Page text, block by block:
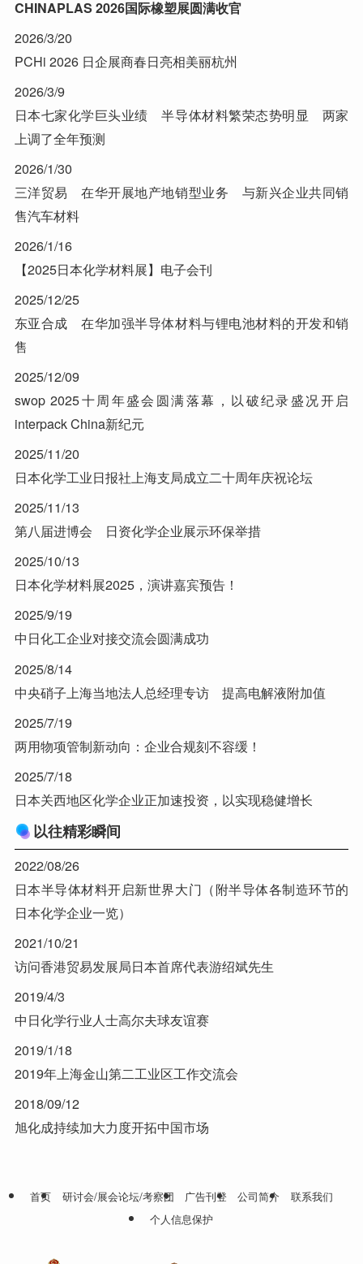
CHINAPLAS 2026国际橡塑展圆满收官
2026/3/20
PCHi 2026 日企展商春日亮相美丽杭州
2026/3/9
日本七家化学巨头业绩 半导体材料繁荣态势明显 两家
上调了全年预测
2026/1/30
三洋贸易 在华开展地产地销型业务 与新兴企业共同销
售汽车材料
2026/1/16
【2025日本化学材料展】电子会刊
2025/12/25
东亚合成 在华加强半导体材料与锂电池材料的开发和销
售
2025/12/09
swop 2025十周年盛会圆满落幕，以破纪录盛况开启
interpack China新纪元
2025/11/20
日本化学工业日报社上海支局成立二十周年庆祝论坛
2025/11/13
第八届进博会 日资化学企业展示环保举措
2025/10/13
日本化学材料展2025，演讲嘉宾预告！
2025/9/19
中日化工企业对接交流会圆满成功
2025/8/14
中央硝子上海当地法人总经理专访 提高电解液附加值
2025/7/19
两用物项管制新动向：企业合规刻不容缓！
2025/7/18
日本关西地区化学企业正加速投资，以实现稳健增长
以往精彩瞬间
2022/08/26
日本半导体材料开启新世界大门（附半导体各制造环节的
日本化学企业一览）
2021/10/21
访问香港贸易发展局日本首席代表游绍斌先生
2019/4/3
中日化学行业人士高尔夫球友谊赛
2019/1/18
2019年上海金山第二工业区工作交流会
2018/09/12
旭化成持续加大力度开拓中国市场
首页 研讨会/展会论坛/考察团 广告刊登 公司简介
联系我们
个人信息保护